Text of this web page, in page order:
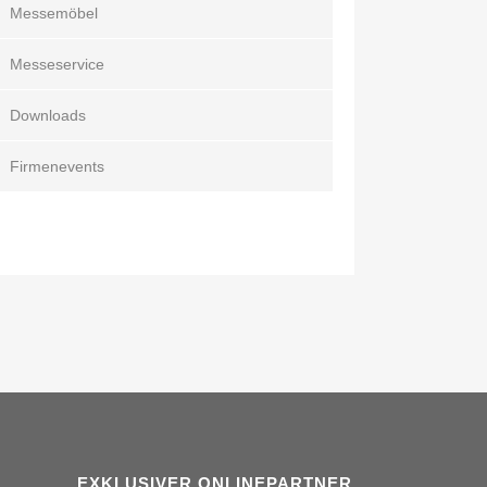
Messemöbel
Messeservice
Downloads
Firmenevents